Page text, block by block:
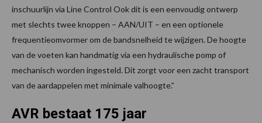
inschuurlijn via Line Control Ook dit is een eenvoudig ontwerp
met slechts twee knoppen – AAN/UIT – en een optionele
frequentieomvormer om de bandsnelheid te wijzigen. De hoogte
van de voeten kan handmatig via een hydraulische pomp of
mechanisch worden ingesteld. Dit zorgt voor een zacht transport
van de aardappelen met minimale valhoogte.”
AVR bestaat 175 jaar